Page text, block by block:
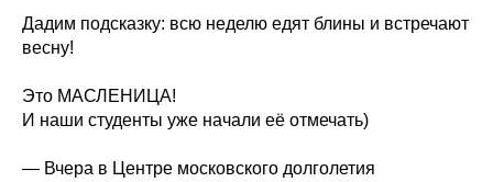
Дадим подсказку: всю неделю едят блины и встречают
весну!
Это МАСЛЕНИЦА!
И наши студенты уже начали её отмечать)
— Вчера в Центре московского долголетия